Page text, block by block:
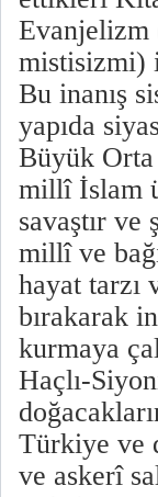
Evanjelizm
mistisizmi)
Bu inanış
yapıda
Büyük
millî İslam
savaştır
millî ve
hayat tarzı
bırakarak
kurmaya
Haçlı-
Türkiye ve
ve askerî